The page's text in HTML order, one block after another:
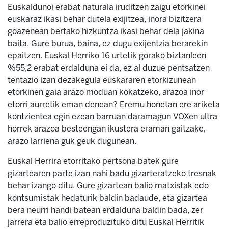
Euskaldunoi erabat naturala iruditzen zaigu etorkinei
euskaraz ikasi behar dutela exijitzea, inora bizitzera
goazenean bertako hizkuntza ikasi behar dela jakina
baita. Gure burua, baina, ez dugu exijentzia berarekin
epaitzen. Euskal Herriko 16 urtetik gorako biztanleen
%55,2 erabat erdalduna ei da, ez al duzue pentsatzen
tentazio izan dezakegula euskararen etorkizunean
etorkinen gaia arazo moduan kokatzeko, arazoa inor
etorri aurretik eman denean? Eremu honetan ere ariketa
kontzientea egin ezean barruan daramagun VOXen ultra
horrek arazoa besteengan ikustera eraman gaitzake,
arazo larriena guk geuk dugunean.
Euskal Herrira etorritako pertsona batek gure
gizartearen parte izan nahi badu gizarteratzeko tresnak
behar izango ditu. Gure gizartean balio matxistak edo
kontsumistak hedaturik baldin badaude, eta gizartea
bera neurri handi batean erdalduna baldin bada, zer
jarrera eta balio erreproduzituko ditu Euskal Herritik